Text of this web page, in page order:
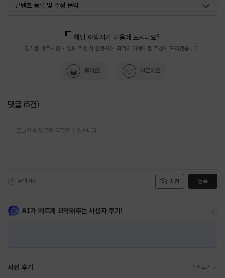
콘텐츠 등록 및 수정 문의
열린관광콘텐츠팀(열린관광-모두의여행)
033-738-3425
해당 여행지가 마음에 드시나요?
평가를 해주시면 개인화 추천 시 활용하여 최적의 여행지를 추천해 드리겠습니다.
좋아요! 별로예요
댓글 (5건)
사진
유의사항 등록
AI가 빠르게 요약해주는 사용자 후기!
사진 후기 전체보기